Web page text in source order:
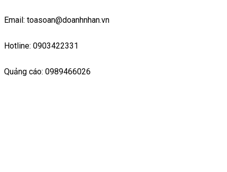
Email: toasoan@doanhnhan.vn
Hotline: 0903422331
Quảng cáo: 0989466026